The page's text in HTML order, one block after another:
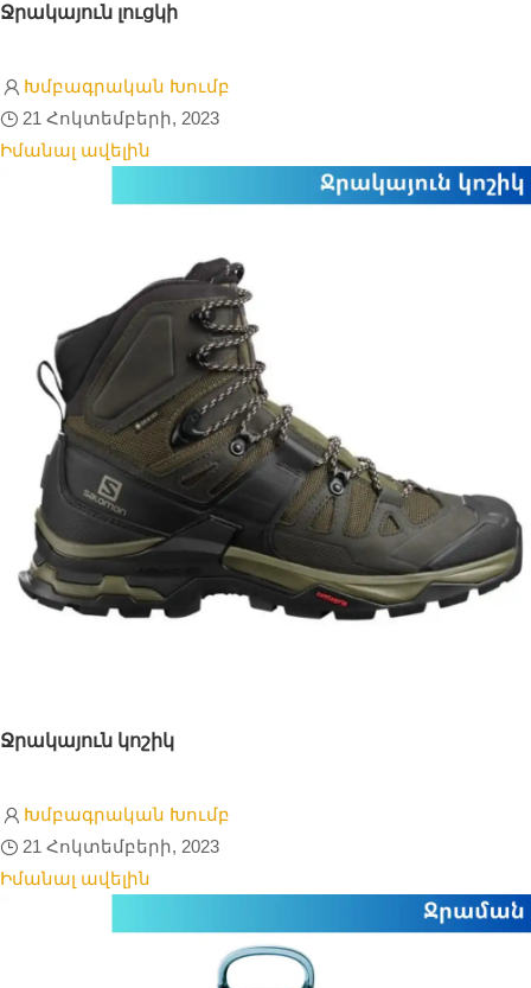
Ջրակայուն լուցկի
Խմբագրական Խումբ
21 Հոկտեմբերի, 2023
Իմանալ ավելին
Ջրակայուն կոշիկ
Խմբագրական Խումբ
21 Հոկտեմբերի, 2023
Իմանալ ավելին